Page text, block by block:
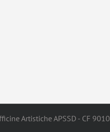
Artistiche APSSD - CF